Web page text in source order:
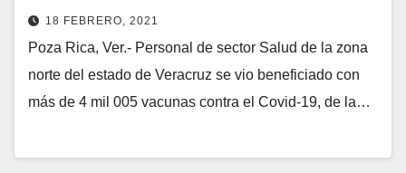
18 FEBRERO, 2021
Poza Rica, Ver.- Personal de sector Salud de la zona
norte del estado de Veracruz se vio beneficiado con
más de 4 mil 005 vacunas contra el Covid-19, de la…